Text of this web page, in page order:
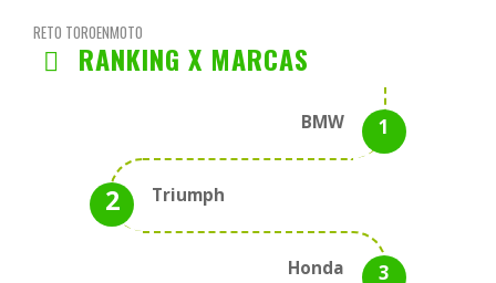
RETO TOROENMOTO
RANKING X MARCAS
BMW
Triumph
Honda